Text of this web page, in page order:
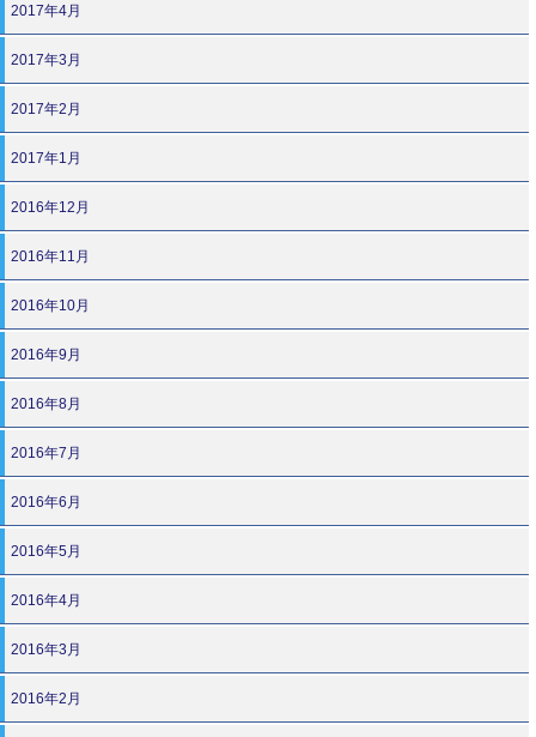
2017年4月
2017年3月
2017年2月
2017年1月
2016年12月
2016年11月
2016年10月
2016年9月
2016年8月
2016年7月
2016年6月
2016年5月
2016年4月
2016年3月
2016年2月